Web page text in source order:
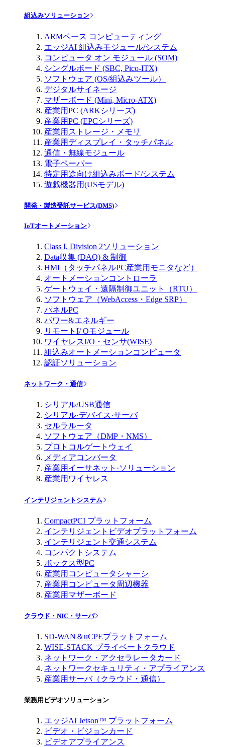
組込みソリューション
ARMベース コンピューティング
エッジAI 組込みモジュール/システム
コンピュータ オン モジュール (SOM)
シングルボード (SBC, Pico-ITX)
ソフトウェア (OS/組込みツール）
デジタルサイネージ
マザーボード (Mini, Micro-ATX)
産業用PC (ARKシリーズ)
産業用PC (EPCシリーズ)
産業用ストレージ・メモリ
産業用ディスプレイ・タッチパネル
通信・無線モジュール
電子ペーパー
特定用途向け組込みボード/システム
遊戯機器用(USモデル)
開発・製造受託サービス(DMS)
IoTオートメーション
Class I, Division 2ソリューション
Data収集 (DAQ) & 制御
HMI（タッチパネルPC産業用モニタなど）
オートメーションコントローラ
ゲートウェイ・遠隔制御ユニット（RTU）
ソフトウェア（WebAccess・Edge SRP）
パネルPC
パワー&エネルギー
リモートI/ Oモジュール
ワイヤレスI/O・センサ(WISE)
組込みオートメーションコンピュータ
認証ソリューション
ネットワーク・通信
シリアル/USB通信
シリアル·デバイス·サーバ
セルラルータ
ソフトウェア（DMP・NMS）
プロトコルゲートウェイ
メディアコンバータ
産業用イーサネット·ソリューション
産業用ワイヤレス
インテリジェントシステム
CompactPCI プラットフォーム
インテリジェントビデオプラットフォーム
インテリジェント交通システム
コンパクトシステム
ボックス型PC
産業用コンピュータシャーシ
産業用コンピュータ周辺機器
産業用マザーボード
クラウド・NIC・サーバ
SD-WAN＆uCPEプラットフォーム
WISE-STACK プライベートクラウド
ネットワーク・アクセラレータカード
ネットワークセキュリティ・アプライアンス
産業用サーバ（クラウド・通信）
業務用ビデオソリューション
エッジAI Jetson™ プラットフォーム
ビデオ・ビジョンカード
ビデオアプライアンス